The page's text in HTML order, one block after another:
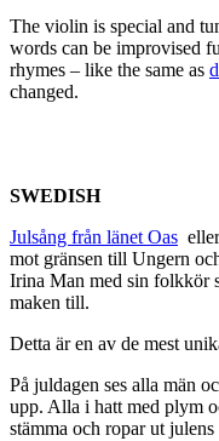
The violin is special and
words can be improvised
rhymes – like the same as
changed.
SWEDISH
Julsång från länet Oas
mot gränsen till Ungern
Irina Man med sin folkkör
maken till.
Detta är en av de mest
På juldagen ses alla män
upp. Alla i hatt med plym
stämma och ropar ut julens